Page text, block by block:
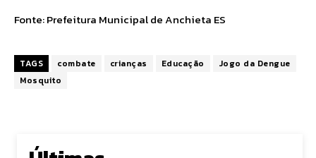
Fonte:Prefeitura Municipal de Anchieta ES
TAGS combate crianças Educação
Jogo da Dengue
Mosquito